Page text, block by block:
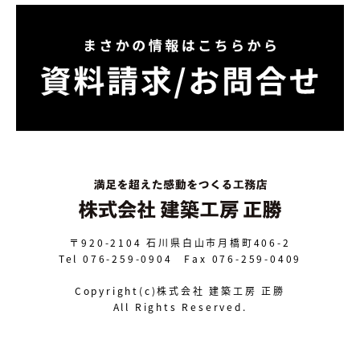
〒920-2104 石川県白山市月橋町406-2
Tel 076-259-0904 Fax 076-259-0409
Copyright(c)株式会社 建築工房 正勝
All Rights Reserved.